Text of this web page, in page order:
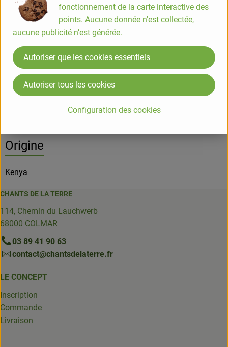
Info Origine
Info
Vrac bocal
Informations sur les produits
Origine
Kenya
CHANTS DE LA TERRE
114, Chemin du Lauchwerb
68000 COLMAR
03 89 41 90 63
contact@chantsdelaterre.fr
LE CONCEPT
Inscription
Commande
Livraison
fonctionnement de la carte interactive des
points. Aucune donnée n'est collectée,
aucune publicité n’est générée.
Configuration des cookies
Autoriser que les cookies essentiels
Autoriser tous les cookies